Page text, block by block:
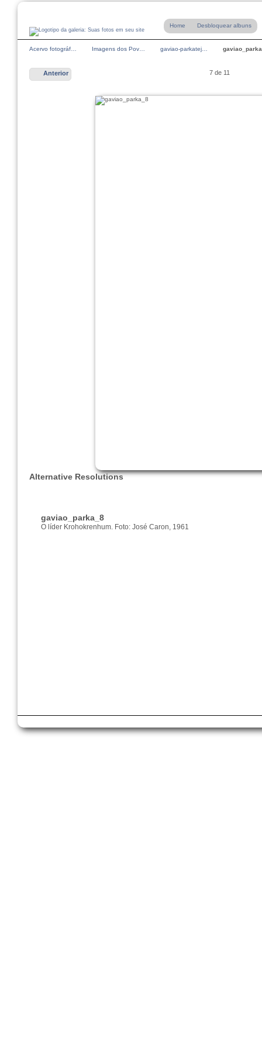
Home Desbloquear albuns
Acervo fotográf… Imagens dos Pov… gaviao-parkatej…
Anterior 7 de 11
Alternative Resolutions
gaviao_parka_8
O líder Krohokrenhum. Foto: José Caron, 1961